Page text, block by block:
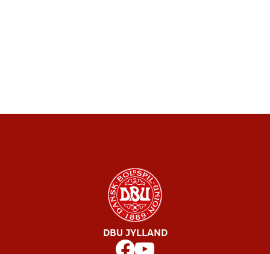
DBU JYLLAND